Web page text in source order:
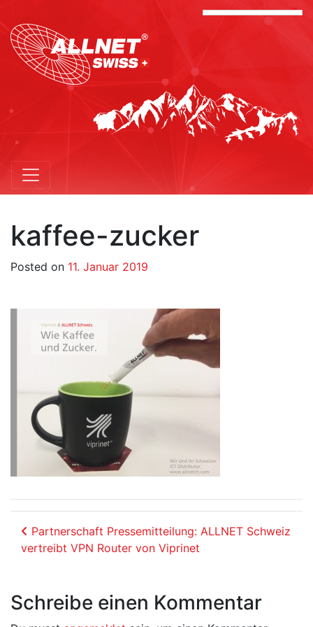
kaffee-zucker
Posted on 11. Januar 2019
Beitrags-Navigation
Partnerschaft Pressemitteilung: ALLNET Schweiz
vertreibt VPN Router von Viprinet
Schreibe einen Kommentar